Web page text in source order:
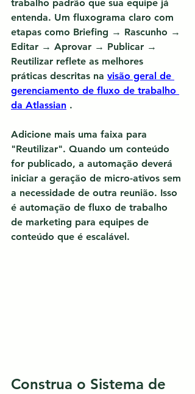
trabalho padrão que sua equipe já
entenda. Um fluxograma claro com
etapas como Briefing → Rascunho →
Editar → Aprovar → Publicar →
Reutilizar reflete as melhores
práticas descritas na visão geral de
gerenciamento de fluxo de trabalho
da Atlassian .
Adicione mais uma faixa para
"Reutilizar". Quando um conteúdo
for publicado, a automação deverá
iniciar a geração de micro-ativos sem
a necessidade de outra reunião. Isso
é automação de fluxo de trabalho
de marketing para equipes de
conteúdo que é escalável.
Construa o Sistema de